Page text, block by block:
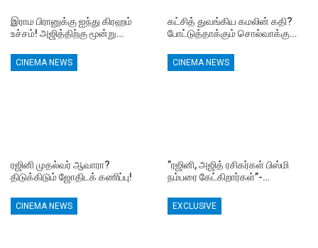
இராம பிரானுக்கு ஐந்து கிரஹம்
உச்சம்! அஜித்திற்கு மூன்று…
கட்சித் துவங்கிய கமலின் கதி?
போட்டுத்தாக்கும் சொல்வாக்கு…
CINEMA NEWS
ரஜினி முதல்வர் ஆவாரா?
திடுக்கிடும் ஜோதிடக் கணிப்பு!
CINEMA NEWS
”ரஜினி, அஜித் ரசிகர்கள் பிஸ்மி
நம்பரை கேட்கிறார்கள்”-…
CINEMA NEWS EXCLUSIVE